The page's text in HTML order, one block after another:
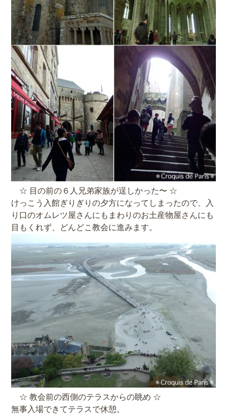
☆ 目の前の６人兄弟家族が逞しかった〜 ☆
けっこう入館ぎりぎりの夕方になってしまったので、入
り口のオムレツ屋さんにもまわりのお土産物屋さんにも
目もくれず、どんどこ教会に進みます。
☆ 教会前の西側のテラスからの眺め ☆
無事入場できてテラスで休憩。